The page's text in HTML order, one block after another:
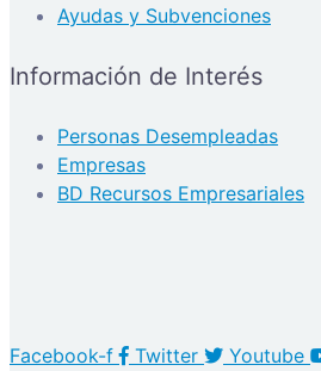
Ayudas y Subvenciones
Información de Interés
Personas Desempleadas
Empresas
BD Recursos Empresariales
Facebook-f Twitter
Youtube